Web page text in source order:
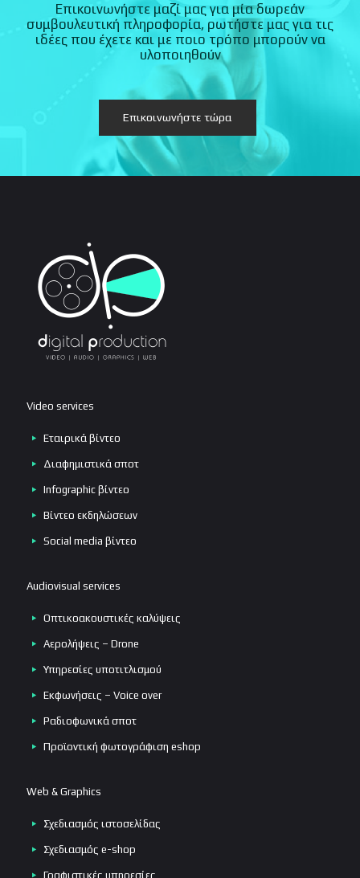
Επικοινωνήστε μαζί μας για μία δωρεάν
συμβουλευτική πληροφορία, ρωτήστε μας για τις
ιδέες που έχετε και με ποιο τρόπο μπορούν να
υλοποιηθούν
Επικοινωνήστε τώρα
Video services
Εταιρικά βίντεο
Διαφημιστικά σποτ
Infographic βίντεο
Βίντεο εκδηλώσεων
Social media βίντεο
Audiovisual services
Οπτικοακουστικές καλύψεις
Αερολήψεις – Drone
Υπηρεσίες υποτιτλισμού
Εκφωνήσεις – Voice over
Ραδιοφωνικά σποτ
Προϊοντική φωτογράφιση eshop
Web & Graphics
Σχεδιασμός ιστοσελίδας
Σχεδιασμός e-shop
Γραφιστικές υπηρεσίες